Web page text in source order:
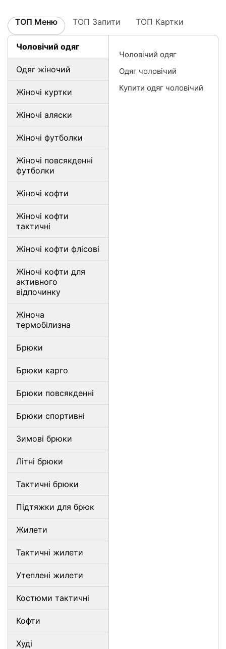
ТОП Меню ТОП Запити ТОП Картки
Чоловічий одяг
Одяг жіночий
Жіночі куртки
Жіночі аляски
Жіночі футболки
Жіночі повсякденні
футболки
Жіночі кофти
Жіночі кофти
тактичні
Жіночі кофти флісові
Жіночі кофти для
активного
відпочинку
Жіноча
термобілизна
Брюки
Брюки карго
Брюки повсякденні
Брюки спортивні
Зимові брюки
Літні брюки
Тактичні брюки
Підтяжки для брюк
Жилети
Тактичні жилети
Утеплені жилети
Костюми тактичні
Кофти
Худі
Чоловічий одяг
Одяг чоловічий
Купити одяг чоловічий